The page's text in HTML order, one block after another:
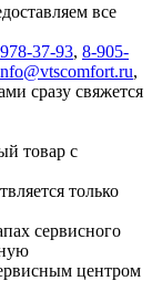
все
37-93, 8-905-
,
сразу свяжется
товар с
только
сервисного
центром